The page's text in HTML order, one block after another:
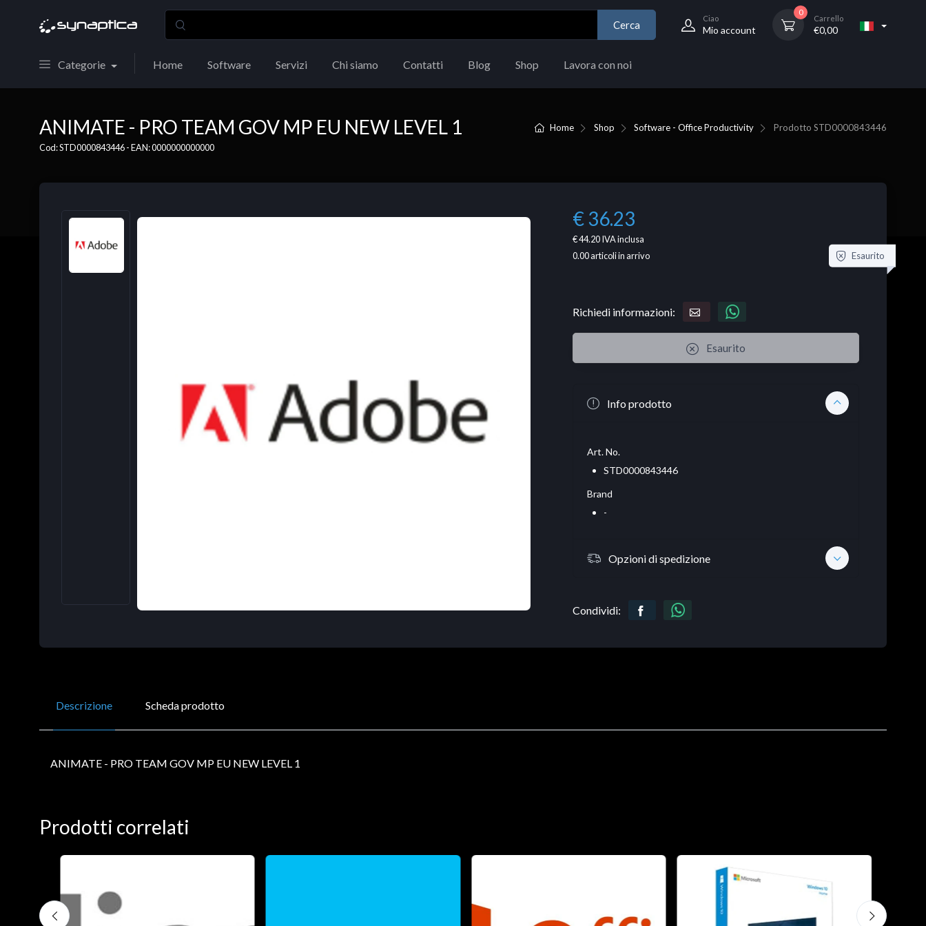
Cerca
Ciao
Mio account
0
Carrello
€0,00
Categorie Home Software Servizi Chi siamo Contatti Blog Shop Lavora con noi
Home Shop Software - Office Productivity Prodotto STD0000843446
ANIMATE - PRO TEAM GOV MP EU NEW LEVEL 1
Cod: STD0000843446 - EAN: 0000000000000
€ 36.23
€ 44.20IVA inclusa
0.00articoli in arrivo Esaurito
Richiedi informazioni:
Esaurito
Info prodotto
Art. No.
STD0000843446
Brand
-
Opzioni di spedizione
Condividi:
Descrizione Scheda prodotto
ANIMATE - PRO TEAM GOV MP EU NEW LEVEL 1
Prodotti correlati